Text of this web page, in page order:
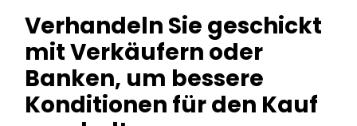
Verhandeln Sie geschickt
mit Verkäufern oder
Banken, um bessere
Konditionen für den Kauf